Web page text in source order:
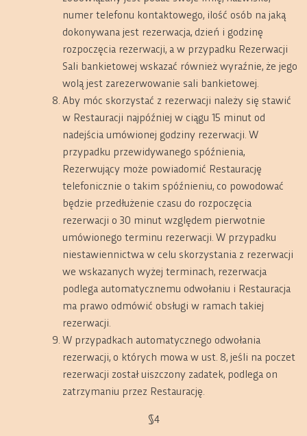
numer telefonu kontaktowego, ilość osób na jaką
dokonywana jest rezerwacja, dzień i godzinę
rozpoczęcia rezerwacji, a w przypadku Rezerwacji
Sali bankietowej wskazać również wyraźnie, że jego
wolą jest zarezerwowanie sali bankietowej.
Aby móc skorzystać z rezerwacji należy się stawić
w Restauracji najpóźniej w ciągu 15 minut od
nadejścia umówionej godziny rezerwacji. W
przypadku przewidywanego spóźnienia,
Rezerwujący może powiadomić Restaurację
telefonicznie o takim spóźnieniu, co powodować
będzie przedłużenie czasu do rozpoczęcia
rezerwacji o 30 minut względem pierwotnie
umówionego terminu rezerwacji. W przypadku
niestawiennictwa w celu skorzystania z rezerwacji
we wskazanych wyżej terminach, rezerwacja
podlega automatycznemu odwołaniu i Restauracja
ma prawo odmówić obsługi w ramach takiej
rezerwacji.
W przypadkach automatycznego odwołania
rezerwacji, o których mowa w ust. 8, jeśli na poczet
rezerwacji został uiszczony zadatek, podlega on
zatrzymaniu przez Restaurację.
§4